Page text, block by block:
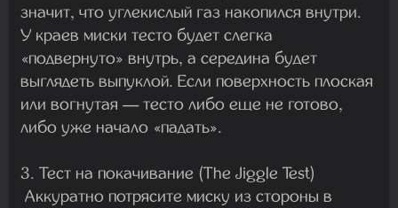
значит, что углекислый газ накопился внутри.
У краев миски тесто будет слегка
«подвернуто» внутрь, а середина будет
выглядеть выпуклой. Если поверхность плоская
или вогнутая — тесто либо еще не готово,
либо уже начало «падать».
3. Тест на покачивание (The Jiggle Test)
Аккуратно потрясите миску из стороны в